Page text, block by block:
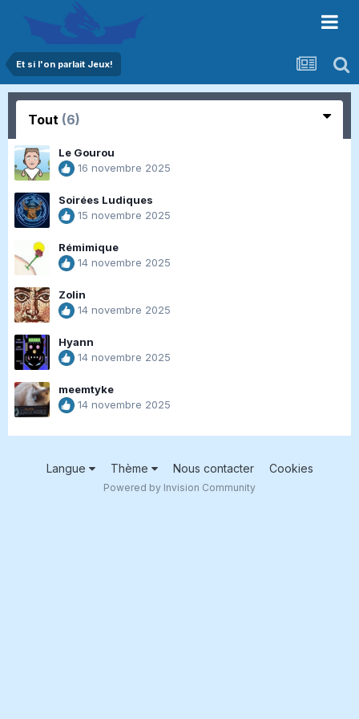
Et si l'on parlait Jeux!
Tout (6)
Le Gourou
16 novembre 2025
Soirées Ludiques
15 novembre 2025
Rémimique
14 novembre 2025
Zolin
14 novembre 2025
Hyann
14 novembre 2025
meemtyke
14 novembre 2025
Langue Thème Nous contacter Cookies
Powered by Invision Community